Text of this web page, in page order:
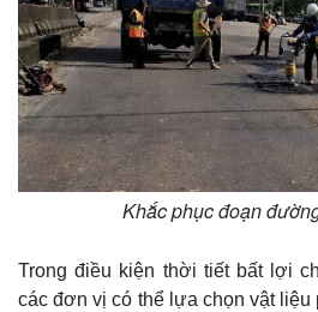
Khắc phục đoạn
Trong điều kiện thời tiết bất lợi
các đơn vị có thể lựa chọn vật liệu